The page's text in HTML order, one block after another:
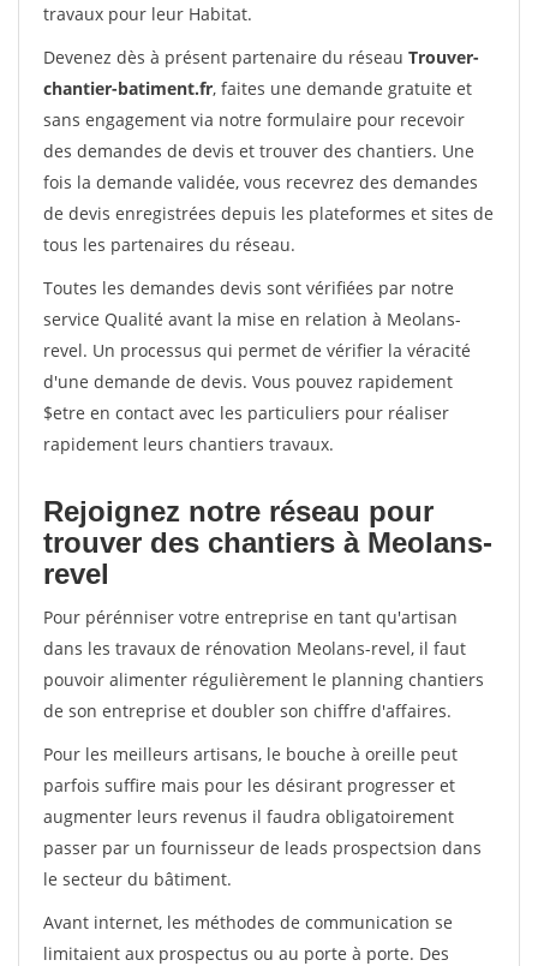
travaux pour leur Habitat.
Devenez dès à présent partenaire du réseau Trouver-
chantier-batiment.fr, faites une demande gratuite et
sans engagement via notre formulaire pour recevoir
des demandes de devis et trouver des chantiers. Une
fois la demande validée, vous recevrez des demandes
de devis enregistrées depuis les plateformes et sites de
tous les partenaires du réseau.
Toutes les demandes devis sont vérifiées par notre
service Qualité avant la mise en relation à Meolans-
revel. Un processus qui permet de vérifier la véracité
d'une demande de devis. Vous pouvez rapidement
$etre en contact avec les particuliers pour réaliser
rapidement leurs chantiers travaux.
Rejoignez notre réseau pour
trouver des chantiers à Meolans-
revel
Pour pérénniser votre entreprise en tant qu'artisan
dans les travaux de rénovation Meolans-revel, il faut
pouvoir alimenter régulièrement le planning chantiers
de son entreprise et doubler son chiffre d'affaires.
Pour les meilleurs artisans, le bouche à oreille peut
parfois suffire mais pour les désirant progresser et
augmenter leurs revenus il faudra obligatoirement
passer par un fournisseur de leads prospectsion dans
le secteur du bâtiment.
Avant internet, les méthodes de communication se
limitaient aux prospectus ou au porte à porte. Des